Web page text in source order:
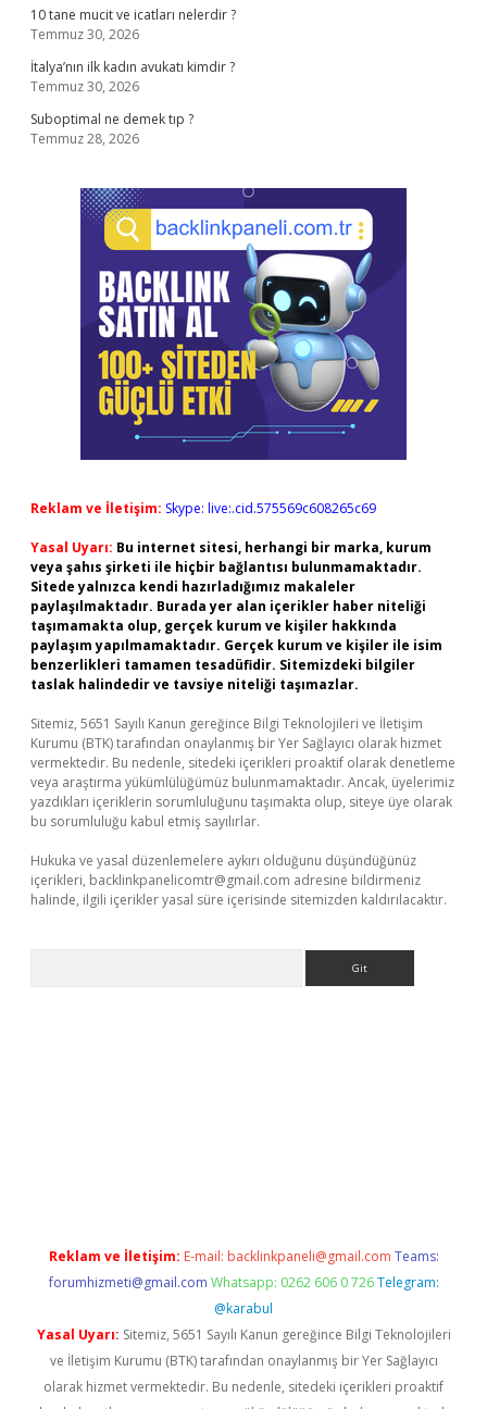
10 tane mucit ve icatları nelerdir ?
Temmuz 30, 2026
İtalya’nın ilk kadın avukatı kimdir ?
Temmuz 30, 2026
Suboptimal ne demek tıp ?
Temmuz 28, 2026
Reklam ve İletişim: Skype: live:.cid.575569c608265c69
Yasal Uyarı: Bu internet sitesi, herhangi bir marka, kurum
veya şahıs şirketi ile hiçbir bağlantısı bulunmamaktadır.
Sitede yalnızca kendi hazırladığımız makaleler
paylaşılmaktadır. Burada yer alan içerikler haber niteliği
taşımamakta olup, gerçek kurum ve kişiler hakkında
paylaşım yapılmamaktadır. Gerçek kurum ve kişiler ile isim
benzerlikleri tamamen tesadüfidir. Sitemizdeki bilgiler
taslak halindedir ve tavsiye niteliği taşımazlar.
Sitemiz, 5651 Sayılı Kanun gereğince Bilgi Teknolojileri ve İletişim
Kurumu (BTK) tarafından onaylanmış bir Yer Sağlayıcı olarak hizmet
vermektedir. Bu nedenle, sitedeki içerikleri proaktif olarak denetleme
veya araştırma yükümlülüğümüz bulunmamaktadır. Ancak, üyelerimiz
yazdıkları içeriklerin sorumluluğunu taşımakta olup, siteye üye olarak
bu sorumluluğu kabul etmiş sayılırlar.
Hukuka ve yasal düzenlemelere aykırı olduğunu düşündüğünüz
içerikleri, backlinkpanelicomtr@gmail.com adresine bildirmeniz
halinde, ilgili içerikler yasal süre içerisinde sitemizden kaldırılacaktır.
Reklam ve İletişim: E-mail: backlinkpaneli@gmail.com Teams:
forumhizmeti@gmail.com Whatsapp: 0262 606 0 726 Telegram:
@karabul
Yasal Uyarı: Sitemiz, 5651 Sayılı Kanun gereğince Bilgi Teknolojileri
ve İletişim Kurumu (BTK) tarafından onaylanmış bir Yer Sağlayıcı
olarak hizmet vermektedir. Bu nedenle, sitedeki içerikleri proaktif